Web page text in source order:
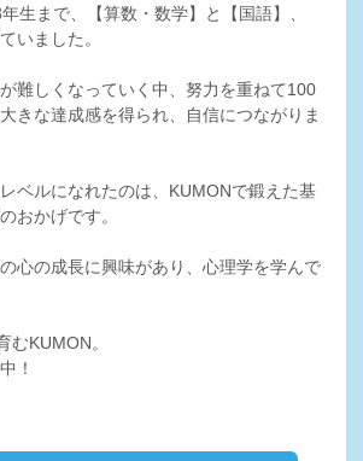
生まで、【算数・数学】と【国語】、
いました。
難しくなっていく中、努力を重ねて100
きな達成感を得られ、自信につながりま
ベルになれたのは、KUMONで鍛えた基
おかげです。
心の成長に興味があり、心理学を学んで
むKUMON。
！